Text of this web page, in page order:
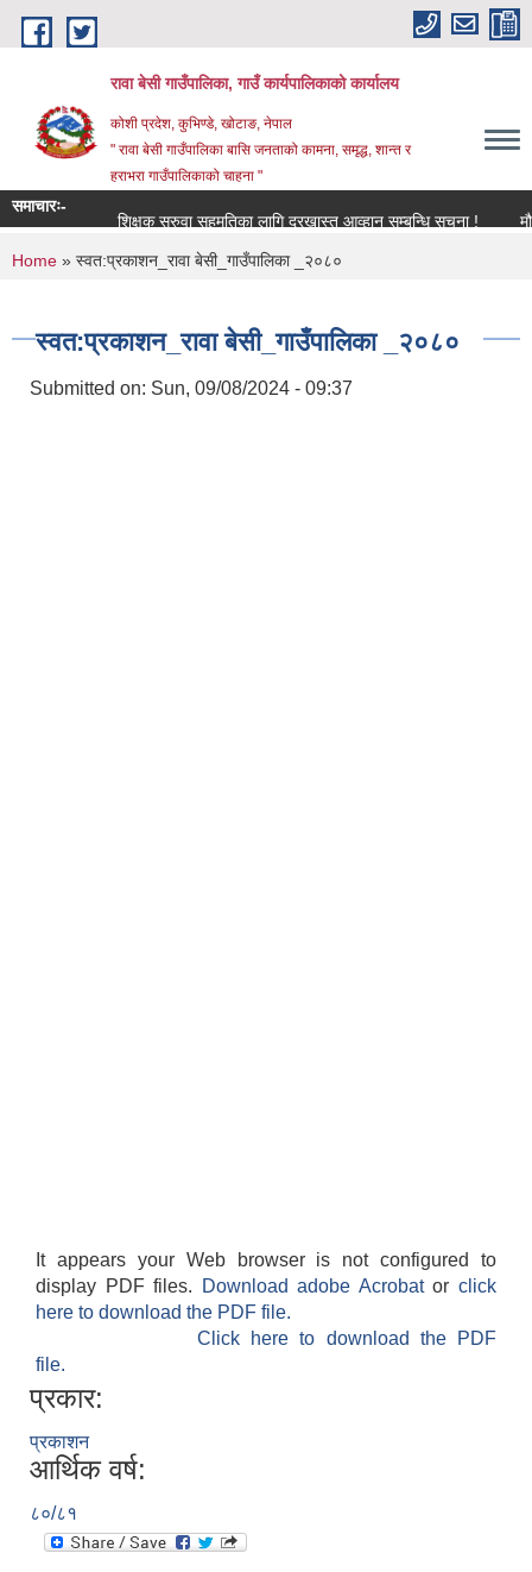
Skip to main content
रावा बेसी गाउँपालिका, गाउँ कार्यपालिकाको कार्यालय
कोशी प्रदेश, कुभिण्डे, खोटाङ, नेपाल
" रावा बेसी गाउँपालिका बासि जनताको कामना, समृद्ध, शान्त र
हराभरा गाउँपालिकाको चाहना "
समाचारः-
शिक्षक सरुवा सहमतिका लागि दरखास्त आव्हान सम्बन्धि सूचना !
You are here
Home » स्वत:प्रकाशन_रावा बेसी_गाउँपालिका _२०८०
स्वत:प्रकाशन_रावा बेसी_गाउँपालिका _२०८०
Submitted on: Sun, 09/08/2024 - 09:37
It appears your Web browser is not configured to
display PDF files.
Download adobe Acrobatorclick
here to download the PDF file.
Click here to download the PDF
file.
प्रकार:
प्रकाशन
आर्थिक वर्ष:
८०/८१